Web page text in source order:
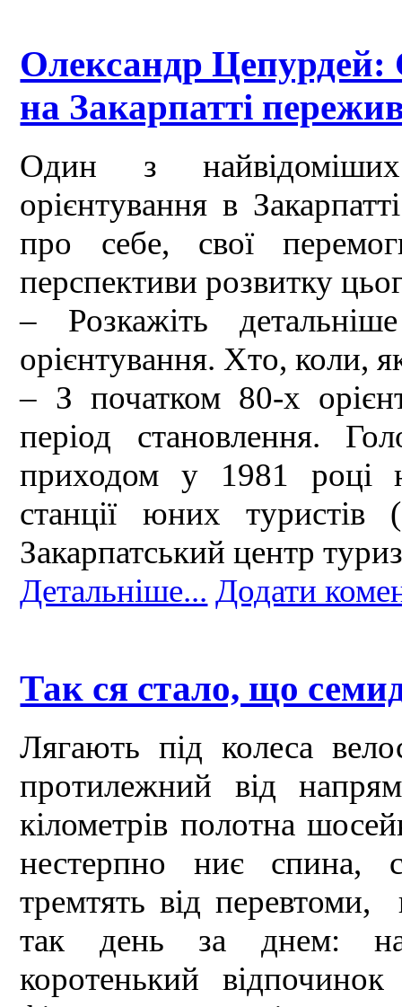
Олександр Цепурдей:
на Закарпатті
Один з
орієнтування в
про себе, свої
перспективи розвитку
– Розкажіть
орієнтування. Хто, коли,
– З початком 80-х
період становлення.
приходом у 1981 році
станції юних туристів
Закарпатський центр
Детальніше... Додати
Так ся стало, що
Лягають під колеса
протилежний від
кілометрів полотна
нестерпно ниє спина,
тремтять від
так день за днем:
коротенький